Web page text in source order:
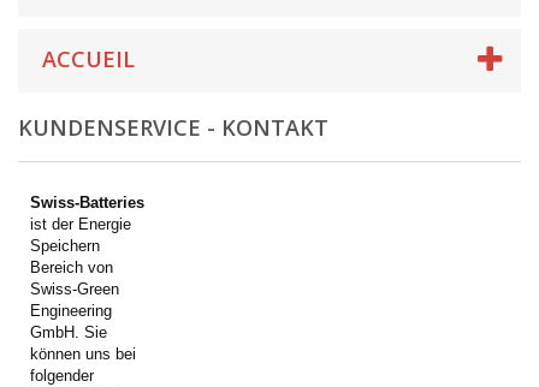
ACCUEIL
KUNDENSERVICE - KONTAKT
Swiss-Batteries
ist der Energie
Speichern
Bereich von
Swiss-Green
Engineering
GmbH. Sie
können uns bei
folgender